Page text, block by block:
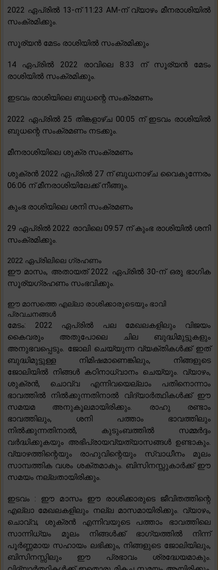
2022 ഏപ്രിൽ 13-ന് 11:23 AM-ന് വ്യാഴം മീനരാശിയിൽ
സംക്രമിക്കും.
സൂര്യൻ മേടം രാശിയിൽ സംക്രമിക്കും
14 ഏപ്രിൽ 2022 രാവിലെ 8:33 ന് സൂര്യൻ മേടം
രാശിയിൽ സംക്രമിക്കും.
ഇടവം രാശിയിലെ ബുധന്റെ സംക്രമണം
2022 ഏപ്രിൽ 25 തിങ്കളാഴ്ച 00:05 ന് ഇടവം രാശിയിൽ
ബുധന്റെ സംക്രമണം നടക്കും.
മീനരാശിയിലെ ശുക്ര സംക്രമണം
ശുക്രൻ 2022 ഏപ്രിൽ 27 ന് ബുധനാഴ്ച വൈകുന്നേരം
06:06 ന് മീനരാശിയിലേക്ക് നീങ്ങും.
കുംഭ രാശിയിലെ ശനി സംക്രമണം
29 ഏപ്രിൽ 2022 രാവിലെ 09:57 ന് കുംഭ രാശിയിൽ ശനി
സംക്രമിക്കും.
2022 ഏപ്രിലിലെ ഗ്രഹണം
ഈ മാസം, അതായത് 2022 ഏപ്രിൽ 30-ന് ഒരു ഭാഗിക
സൂര്യഗ്രഹണം സംഭവിക്കും.
ഈ മാസത്തെ എല്ലാ രാശിക്കാരുടെയും ഭാവി
പ്രവചനങ്ങൾ
മേടം: 2022 ഏപ്രിൽ പല മേഖലകളിലും വിജയം
കൈവരും അതുപോലെ ചില ബുദ്ധിമുട്ടുകളും
അനുഭവപ്പെടും. ജോലി ചെയ്യുന്ന വ്യക്തികൾക്ക് ഇത്
ബുദ്ധിമുട്ടുള്ള നിമിഷമാണെങ്കിലും, നിങ്ങളുടെ
ജോലിയിൽ നിങ്ങൾ കഠിനാധ്വാനം ചെയ്യും. വ്യാഴം,
ശുക്രൻ, ചൊവ്വ എന്നിവയെല്ലാം പതിനൊന്നാം
ഭാവത്തിൽ നിൽക്കുന്നതിനാൽ വിദ്യാർത്ഥികൾക്ക് ഈ
സമയമ അനുകൂലമായിരിക്കും. രാഹു രണ്ടാം
ഭാവത്തിലും, ശനി പത്താം ഭാവത്തിലും
നിൽക്കുന്നതിനാൽ, കുടുംബത്തിൽ സമ്മർദ്ദം
വർദ്ധിക്കുകയും അഭിപ്രായവ്യത്യാസങ്ങൾ ഉണ്ടാകും.
വ്യാഴത്തിന്റെയും രാഹുവിന്റെയും സ്വാധീനം മൂലം
സാമ്പത്തിക വശം ശക്തമാകും. ബിസിനസ്സുകാർക്ക് ഈ
സമയം നല്ലതായിരിക്കും.
ഇടവം : ഈ മാസം ഈ രാശിക്കാരുടെ ജീവിതത്തിന്റെ
എല്ലാ മേഖലകളിലും നല്ല മാസമായിരിക്കും. വ്യാഴം,
ചൊവ്വ, ശുക്രൻ എന്നിവയുടെ പത്താം ഭാവത്തിലെ
സാന്നിധ്യം മൂലം നിങ്ങൾക്ക് ഭാഗ്യത്തിൽ നിന്ന്
പൂർണ്ണമായ സഹായം ലഭിക്കും, നിങ്ങളുടെ ജോലിയിലും,
ബിസിനസ്സിലും ഈ പ്രഭാവം ശ്രദ്ധേയമാകും.